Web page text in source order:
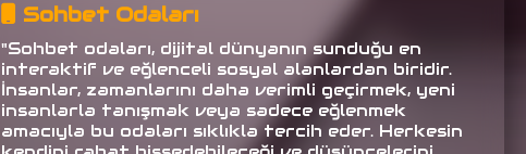
Sohbet Odaları
"Sohbet odaları, dijital dünyanın sunduğu en
interaktif ve eğlenceli sosyal alanlardan biridir.
İnsanlar, zamanlarını daha verimli geçirmek, yeni
insanlarla tanışmak veya sadece eğlenmek
amacıyla bu odaları sıklıkla tercih eder. Herkesin